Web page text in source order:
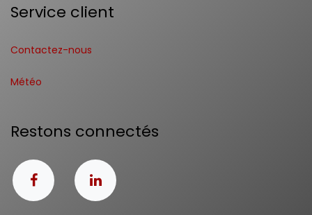
Service client
Contactez-nous
Météo
Restons connectés